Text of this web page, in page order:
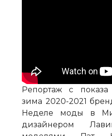
Репортаж с
зима 2020-2021
Неделе моды в
дизайнером